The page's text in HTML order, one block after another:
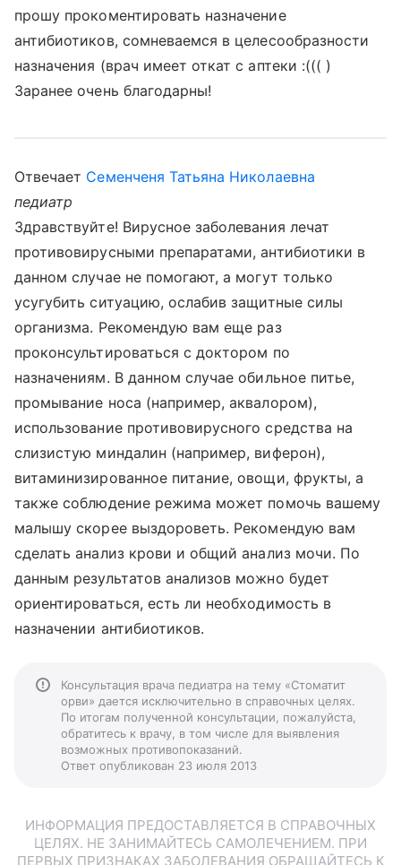
прошу прокоментировать назначение
антибиотиков, сомневаемся в целесообразности
назначения (врач имеет откат с аптеки :((( )
Заранее очень благодарны!
Отвечает Семенченя Татьяна Николаевна
педиатр
Здравствуйте! Вирусное заболевания лечат
противовирусными препаратами, антибиотики в
данном случае не помогают, а могут только
усугубить ситуацию, ослабив защитные силы
организма. Рекомендую вам еще раз
проконсультироваться с доктором по
назначениям. В данном случае обильное питье,
промывание носа (например, аквалором),
использование противовирусного средства на
слизистую миндалин (например, виферон),
витаминизированное питание, овощи, фрукты, а
также соблюдение режима может помочь вашему
малышу скорее выздороветь. Рекомендую вам
сделать анализ крови и общий анализ мочи. По
данным результатов анализов можно будет
ориентироваться, есть ли необходимость в
назначении антибиотиков.
Консультация врача педиатра на тему «Стоматит
орви» дается исключительно в справочных целях.
По итогам полученной консультации, пожалуйста,
обратитесь к врачу, в том числе для выявления
возможных противопоказаний.
Ответ опубликован 23 июля 2013
ИНФОРМАЦИЯ ПРЕДОСТАВЛЯЕТСЯ В СПРАВОЧНЫХ
ЦЕЛЯХ. НЕ ЗАНИМАЙТЕСЬ САМОЛЕЧЕНИЕМ. ПРИ
ПЕРВЫХ ПРИЗНАКАХ ЗАБОЛЕВАНИЯ ОБРАЩАЙТЕСЬ К